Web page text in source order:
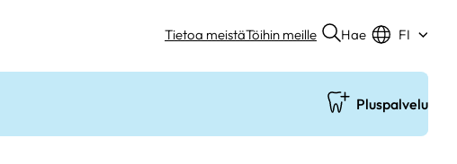
Pluspalvelu
Tietoa meistäTöihin meille Hae FI